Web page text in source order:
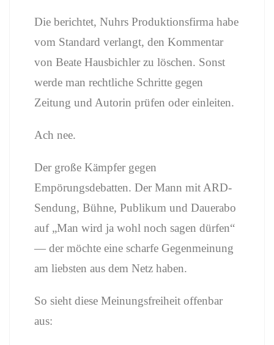
Die berichtet, Nuhrs Produktionsfirma habe
vom Standard verlangt, den Kommentar
von Beate Hausbichler zu löschen. Sonst
werde man rechtliche Schritte gegen
Zeitung und Autorin prüfen oder einleiten.
Ach nee.
Der große Kämpfer gegen
Empörungsdebatten. Der Mann mit ARD-
Sendung, Bühne, Publikum und Dauerabo
auf „Man wird ja wohl noch sagen dürfen“
— der möchte eine scharfe Gegenmeinung
am liebsten aus dem Netz haben.
So sieht diese Meinungsfreiheit offenbar
aus: